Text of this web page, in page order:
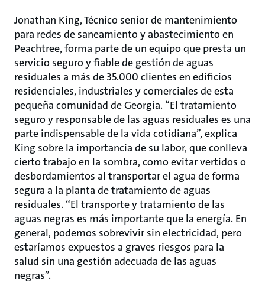
Jonathan King, Técnico senior de mantenimiento
para redes de saneamiento y abastecimiento en
Peachtree, forma parte de un equipo que presta un
servicio seguro y fiable de gestión de aguas
residuales a más de 35.000 clientes en edificios
residenciales, industriales y comerciales de esta
pequeña comunidad de Georgia. “El tratamiento
seguro y responsable de las aguas residuales es una
parte indispensable de la vida cotidiana”, explica
King sobre la importancia de su labor, que conlleva
cierto trabajo en la sombra, como evitar vertidos o
desbordamientos al transportar el agua de forma
segura a la planta de tratamiento de aguas
residuales. “El transporte y tratamiento de las
aguas negras es más importante que la energía. En
general, podemos sobrevivir sin electricidad, pero
estaríamos expuestos a graves riesgos para la
salud sin una gestión adecuada de las aguas
negras”.